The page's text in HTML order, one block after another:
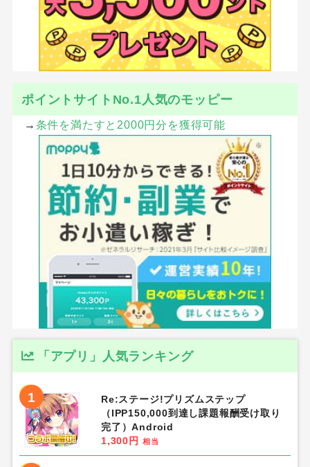
ポイントサイトNo.1人気のモッピー
→ 条件を満たすと2000円分を獲得可能
「アプリ」人気ランキング
1
Re:ステージ!プリズムステップ
（IPP150,000到達し課題報酬受け取り
完了）Android
1,300円
相当